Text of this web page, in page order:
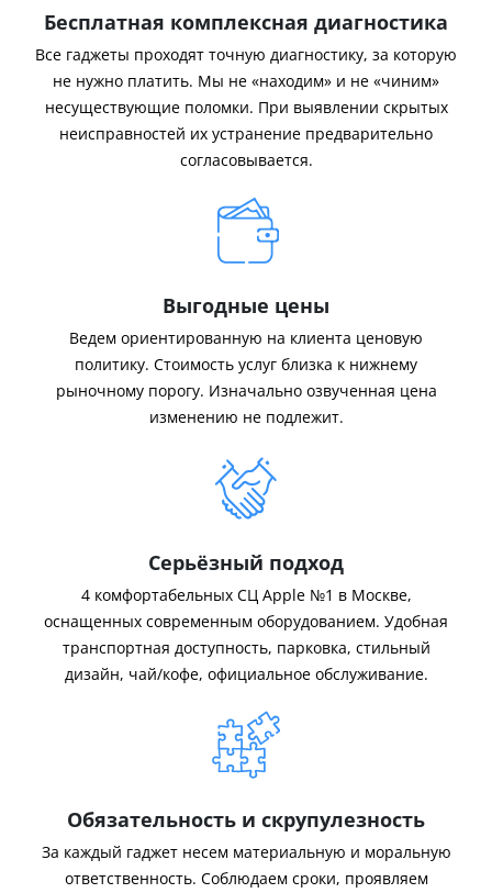
Бесплатная комплексная диагностика
Все гаджеты проходят точную диагностику, за которую
не нужно платить. Мы не «находим» и не «чиним»
несуществующие поломки. При выявлении скрытых
неисправностей их устранение предварительно
согласовывается.
Выгодные цены
Ведем ориентированную на клиента ценовую
политику. Стоимость услуг близка к нижнему
рыночному порогу. Изначально озвученная цена
изменению не подлежит.
Серьёзный подход
4 комфортабельных СЦ Apple №1 в Москве,
оснащенных современным оборудованием. Удобная
транспортная доступность, парковка, стильный
дизайн, чай/кофе, официальное обслуживание.
Обязательность и скрупулезность
За каждый гаджет несем материальную и моральную
ответственность. Соблюдаем сроки, проявляем